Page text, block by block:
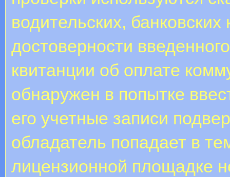
водительских,
достоверности
квитанции об оплате
обнаружен в попытке
его учетные записи
обладатель попадает в
лицензионной площадке